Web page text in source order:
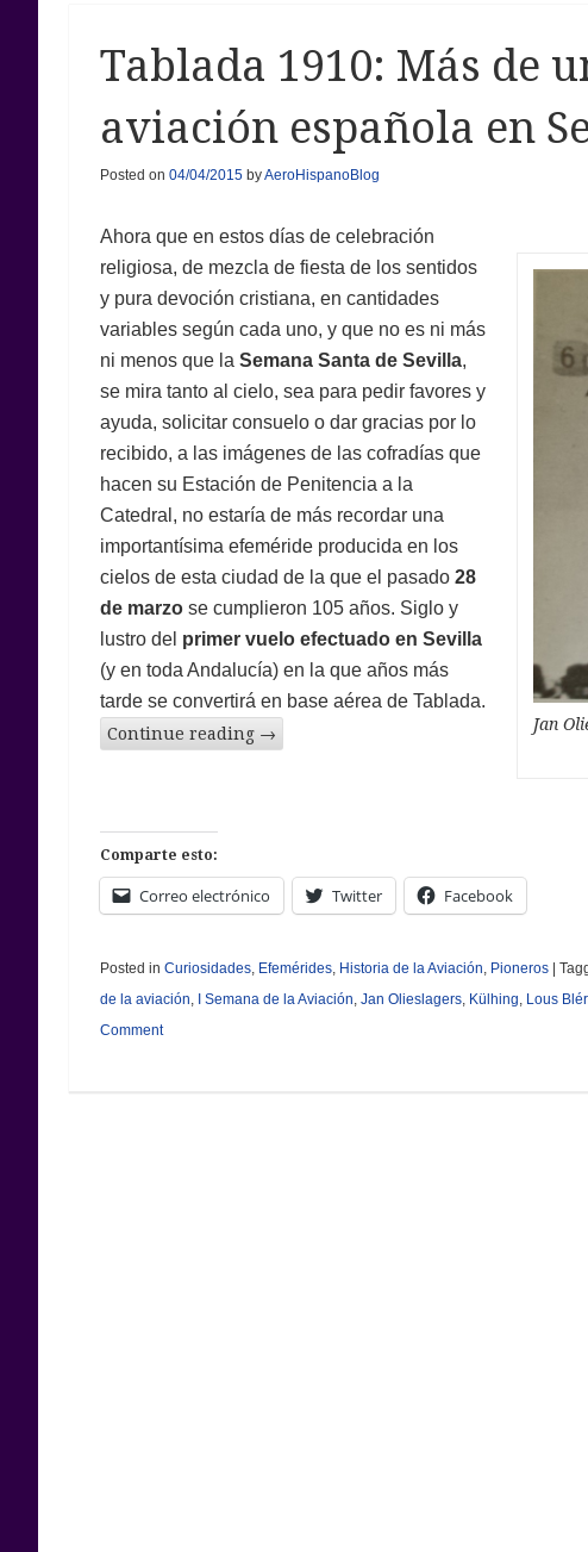
Tablada 1910: Más de
aviación española en
Posted on 04/04/2015byAeroHispanoBlog
Jan
Ahora que en estos días de celebración
religiosa, de mezcla de fiesta de los sentidos
y pura devoción cristiana, en cantidades
variables según cada uno, y que no es ni más
ni menos que la Semana Santa de Sevilla,
se mira tanto al cielo, sea para pedir favores y
ayuda, solicitar consuelo o dar gracias por lo
recibido, a las imágenes de las cofradías que
hacen su Estación de Penitencia a la
Catedral, no estaría de más recordar una
importantísima efeméride producida en los
cielos de esta ciudad de la que el pasado 28
de marzose cumplieron 105 años. Siglo y
lustro del primer vuelo efectuado en Sevilla
(y en toda Andalucía) en la que años más
tarde se convertirá en base aérea de Tablada.
Continue reading →
Comparte esto:
Correo electrónico Twitter Facebook
Posted in Curiosidades, Efemérides, Historia de la Aviación, Pioneros |
de la aviación, I Semana de la Aviación, Jan Olieslagers, Külhing, Lous
Comment